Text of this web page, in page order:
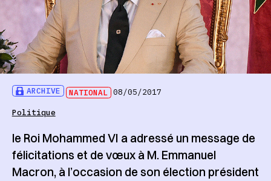
ARCHIVE NATIONAL 08/05/2017
Politique
le Roi Mohammed VI a adressé un message de
félicitations et de vœux à M. Emmanuel
Macron, à l’occasion de son élection président